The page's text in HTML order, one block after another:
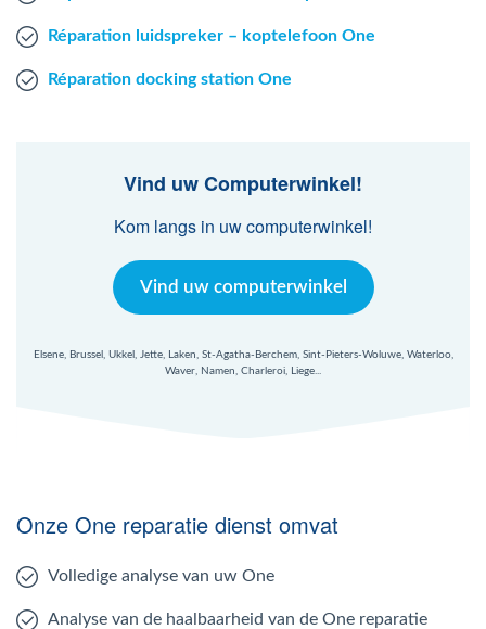
Réparation luidspreker – koptelefoon One
Réparation docking station One
Vind uw Computerwinkel!
Kom langs in uw computerwinkel!
Vind uw computerwinkel
Elsene, Brussel, Ukkel, Jette, Laken, St-Agatha-Berchem, Sint-Pieters-Woluwe, Waterloo,
Waver, Namen, Charleroi, Liege...
Onze One reparatie dienst omvat
Volledige analyse van uw One
Analyse van de haalbaarheid van de One reparatie